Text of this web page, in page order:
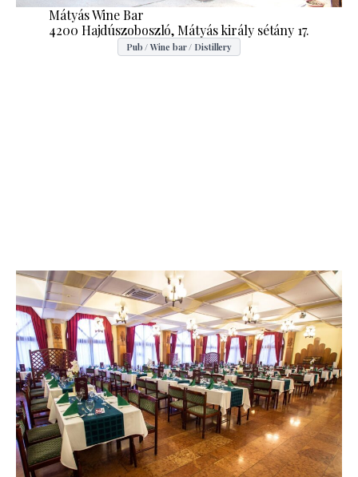
Mátyás Wine Bar
4200 Hajdúszoboszló, Mátyás király sétány 17.
Pub / Wine bar / Distillery